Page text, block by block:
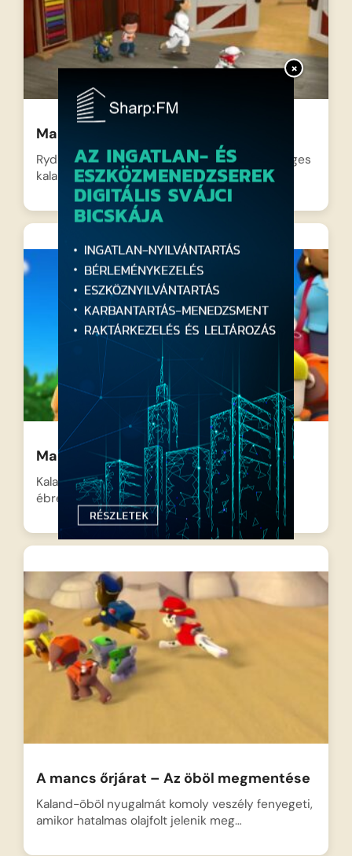
×
Mancs Őrjárat – Kutyfu
Ryder és a hős kutyusok egy egészen különleges
kalandra készülnek,…
Mancs őrjárat – A nagy verseny
Kaland-öböl lakói ma különleges eseményre
ébredtek, hiszen elérkezett a várva…
A mancs őrjárat – Az öböl megmentése
Kaland-öböl nyugalmát komoly veszély fenyegeti,
amikor hatalmas olajfolt jelenik meg…